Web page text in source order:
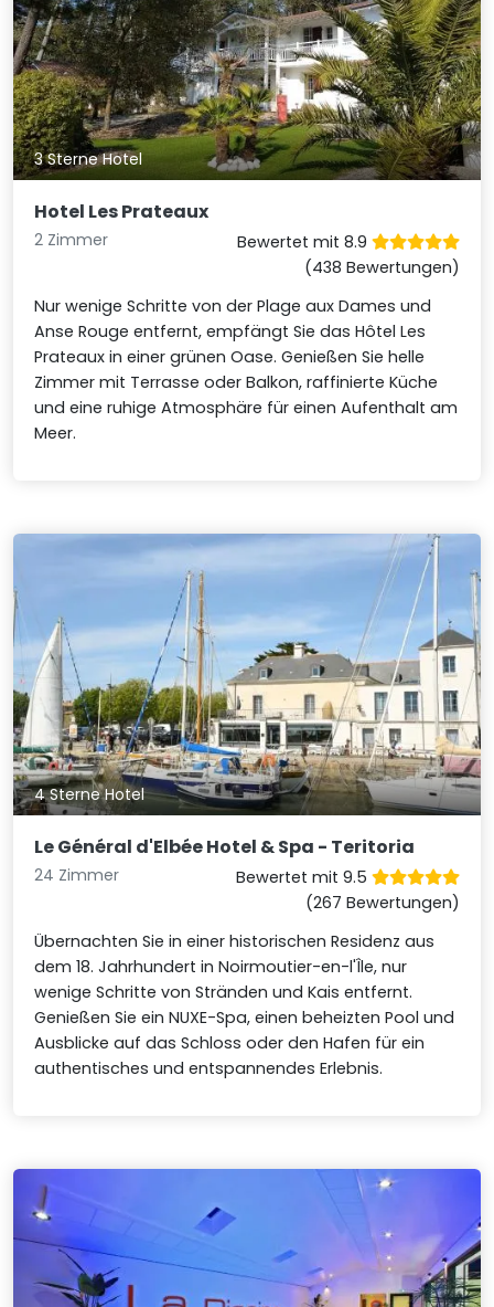
3 Sterne Hotel
Hotel Les Prateaux
2 Zimmer
Bewertet mit 8.9
(438 Bewertungen)
Nur wenige Schritte von der Plage aux Dames und
Anse Rouge entfernt, empfängt Sie das Hôtel Les
Prateaux in einer grünen Oase. Genießen Sie helle
Zimmer mit Terrasse oder Balkon, raffinierte Küche
und eine ruhige Atmosphäre für einen Aufenthalt am
Meer.
4 Sterne Hotel
Le Général d'Elbée Hotel & Spa - Teritoria
24 Zimmer
Bewertet mit 9.5
(267 Bewertungen)
Übernachten Sie in einer historischen Residenz aus
dem 18. Jahrhundert in Noirmoutier-en-l'Île, nur
wenige Schritte von Stränden und Kais entfernt.
Genießen Sie ein NUXE-Spa, einen beheizten Pool und
Ausblicke auf das Schloss oder den Hafen für ein
authentisches und entspannendes Erlebnis.